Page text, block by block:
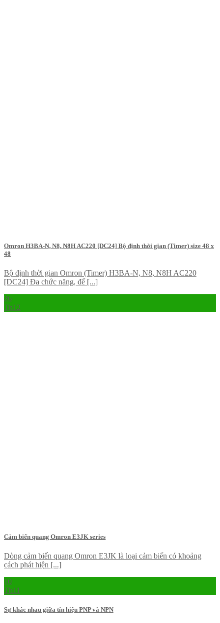
Omron H3BA-N, N8, N8H AC220 [DC24] Bộ định thời gian (Timer) size 48 x
48
Bộ định thời gian Omron (Timer) H3BA-N, N8, N8H AC220
[DC24] Đa chức năng, đế [...]
26
Th12
Cảm biến quang Omron E3JK series
Dòng cảm biến quang Omron E3JK là loại cảm biến có khoảng
cách phát hiện [...]
10
Th11
Sự khác nhau giữa tín hiệu PNP và NPN